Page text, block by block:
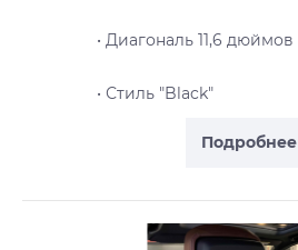
Подробнее
• Диагональ 11,6 дюймов
• Стиль "Black"